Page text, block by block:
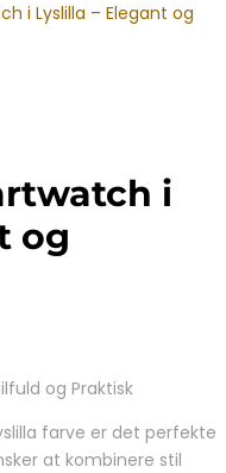
i Lyslilla – Elegant og
i
og
og Praktisk
farve er det perfekte
at kombinere stil